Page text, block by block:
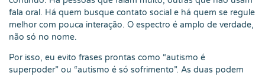
fala oral. Há quem busque contato social e há quem se regule
melhor com pouca interação. O espectro é amplo de verdade,
não só no nome.
Por isso, eu evito frases prontas como “autismo é
superpoder” ou “autismo é só sofrimento”. As duas podem